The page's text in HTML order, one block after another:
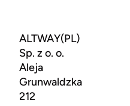
ALTWAY(PL)
Sp. z o. o.
Aleja
Grunwaldzka
212